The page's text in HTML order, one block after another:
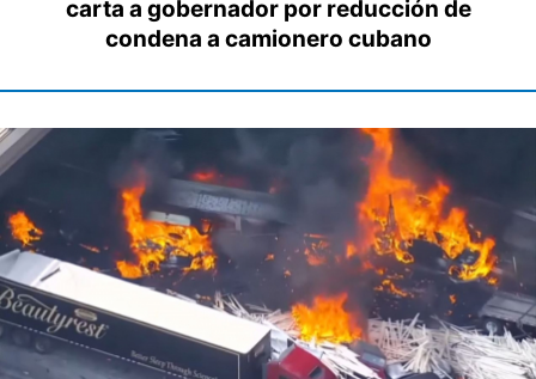
carta a gobernador por reducción de
condena a camionero cubano